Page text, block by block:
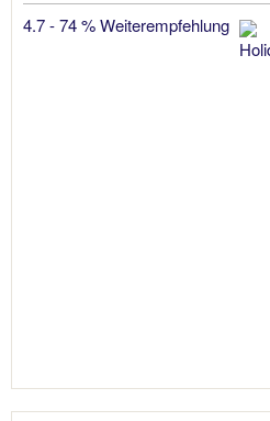
4.7 - 74 % Weiterempfehlung